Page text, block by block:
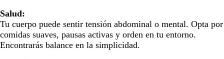
Salud:
Tu cuerpo puede sentir tensión abdominal o mental. Opta por
comidas suaves, pausas activas y orden en tu entorno.
Encontrarás balance en la simplicidad.